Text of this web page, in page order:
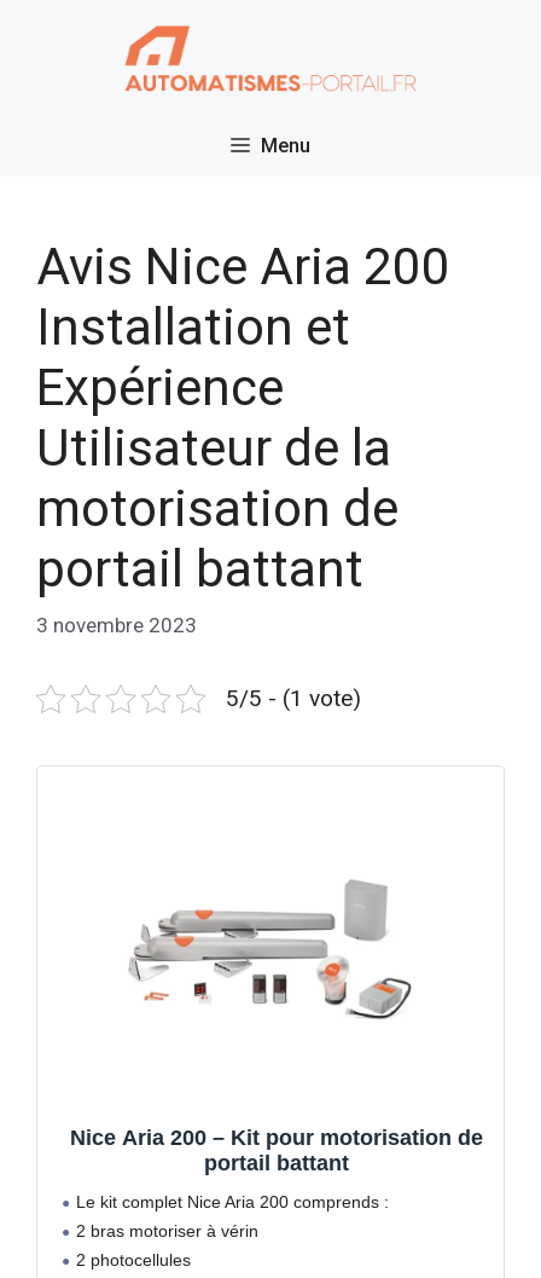
Menu
Avis Nice Aria 200
Installation et
Expérience
Utilisateur de la
motorisation de
portail battant
3 novembre 2023
5/5 - (1 vote)
Nice Aria 200 – Kit pour motorisation de
portail battant
Le kit complet Nice Aria 200 comprends :
2 bras motoriser à vérin
2 photocellules